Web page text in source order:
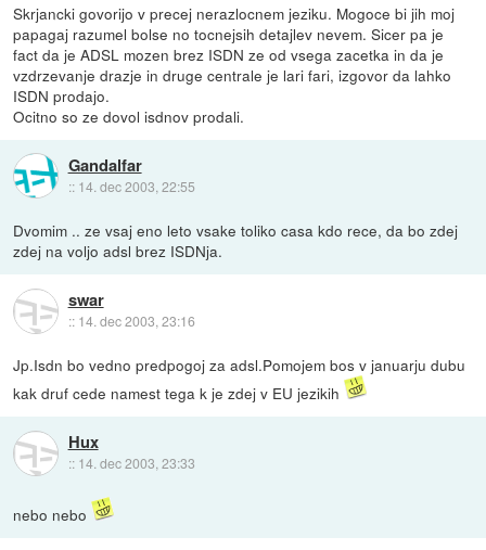
Skrjancki govorijo v precej nerazlocnem jeziku. Mogoce bi jih moj
papagaj razumel bolse no tocnejsih detajlev nevem. Sicer pa je
fact da je ADSL mozen brez ISDN ze od vsega zacetka in da je
vzdrzevanje drazje in druge centrale je lari fari, izgovor da lahko
ISDN prodajo.
Ocitno so ze dovol isdnov prodali.
Gandalfar
:: 14. dec 2003, 22:55
Dvomim .. ze vsaj eno leto vsake toliko casa kdo rece, da bo zdej
zdej na voljo adsl brez ISDNja.
swar
:: 14. dec 2003, 23:16
Jp.Isdn bo vedno predpogoj za adsl.Pomojem bos v januarju dubu
kak druf cede namest tega k je zdej v EU jezikih
Hux
:: 14. dec 2003, 23:33
nebo nebo